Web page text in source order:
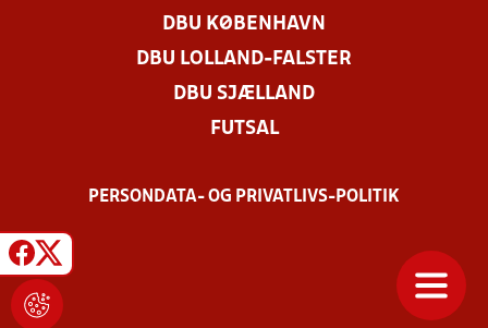
DBU KØBENHAVN
DBU LOLLAND-FALSTER
DBU SJÆLLAND
FUTSAL
PERSONDATA- OG PRIVATLIVS-POLITIK